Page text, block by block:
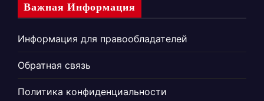
Важная Информация
Информация для правообладателей
Обратная связь
Политика конфиденциальности